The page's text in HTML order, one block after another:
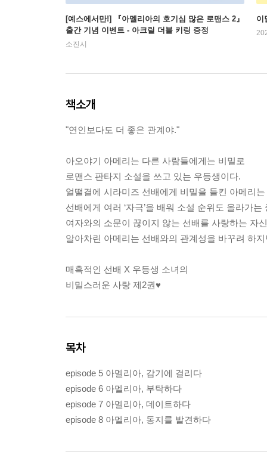
[예스에서만!] 『아멜리아의 호기심 많은 로맨스 2』
출간 기념 이벤트 - 아크릴 더블 키링 증정
소진시
이
책소개
"연인보다도 더 좋은 관계야."
아오야기 아메리는 다른 사람들에게는 비밀로
로맨스 판타지 소설을 쓰고 있는 우등생이다.
얼떨결에 시라미즈 선배에게 비밀을 들킨 아메리는
선배에게 여러 ‘자극’을 배워 소설 순위도 올라가
여자와의 소문이 끊이지 않는 선배를 사랑하는 자
알아차린 아메리는 선배와의 관계성을 바꾸려 하
매혹적인 선배 X 우등생 소녀의
비밀스러운 사랑 제2권♥
목차
episode 5 아멜리아, 감기에 걸리다
episode 6 아멜리아, 부탁하다
episode 7 아멜리아, 데이트하다
episode 8 아멜리아, 동지를 발견하다